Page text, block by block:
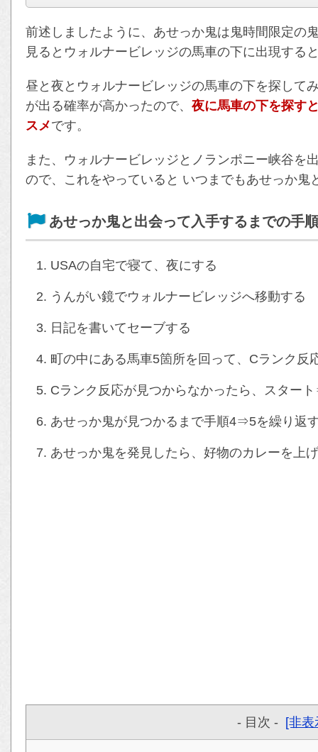
前述しましたように、あせっか鬼は鬼時間限定の
見るとウォルナービレッジの馬車の下に出現する
昼と夜とウォルナービレッジの馬車の下を探して
が出る確率が高かったので、 夜に馬車の下を探す
スメです。
また、ウォルナービレッジとノランポニー峡谷を
ので、これをやっていると いつまでもあせっか鬼
あせっか鬼と出会って入手するまでの手順
USAの自宅で寝て、夜にする
うんがい鏡でウォルナービレッジへ移動する
日記を書いてセーブする
町の中にある馬車5箇所を回って、Cランク反
Cランク反応が見つからなかったら、スター
あせっか鬼が見つかるまで手順4⇒5を繰り返
あせっか鬼を発見したら、好物のカレーを上
- 目次 - [非表